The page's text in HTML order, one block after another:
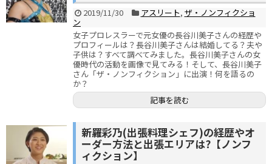
2019/11/30 アスリート, ザ・ノンフィクショ
ン
女子プロレスラーで元女優の長谷川美子さんの経歴や
プロフィールは？長谷川美子さんは結婚してる？夫や
子供は？すべて調べてみました。長谷川美子さんの女
優時代の活動を画像で見てみる！そして、長谷川美子
さん「ザ・ノンフィクション」に出演！何を語るの
か？
記事を読む
新羅彩乃(出張料理シェフ)の経歴やオ
ーダー方法と出張エリアは?【ノンフ
ィクション】